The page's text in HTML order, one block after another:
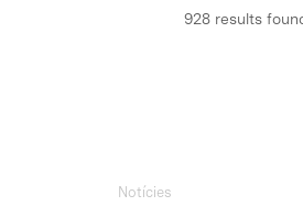
928 results
Notícies